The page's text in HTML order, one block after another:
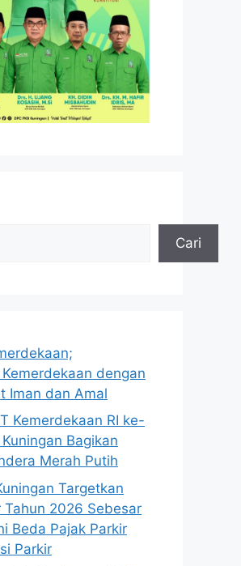
Cari
dengan
Iman dan Amal
Kemerdekaan RI ke-
Bagikan
Merah Putih
Targetkan
Tahun 2026 Sebesar
Beda Pajak Parkir
Parkir